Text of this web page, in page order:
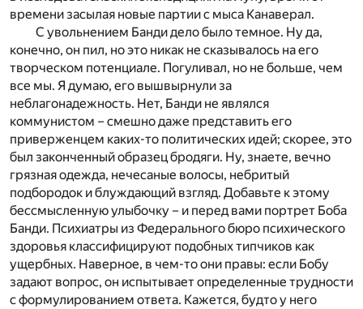
времени засылая новые партии с мыса Канаверал.
С увольнением Банди дело было темное. Ну да,
конечно, он пил, но это никак не сказывалось на его
творческом потенциале. Погуливал, но не больше, чем
все мы. Я думаю, его вышвырнули за
неблагонадежность. Нет, Банди не являлся
коммунистом – смешно даже представить его
приверженцем каких-то политических идей; скорее, это
был законченный образец бродяги. Ну, знаете, вечно
грязная одежда, нечесаные волосы, небритый
подбородок и блуждающий взгляд. Добавьте к этому
бессмысленную улыбочку – и перед вами портрет Боба
Банди. Психиатры из Федерального бюро психического
здоровья классифицируют подобных типчиков как
ущербных. Наверное, в чем-то они правы: если Бобу
задают вопрос, он испытывает определенные трудности
с формулированием ответа. Кажется, будто у него